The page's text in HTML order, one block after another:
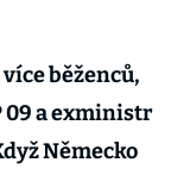
běženců,
09 a exministr
Německo